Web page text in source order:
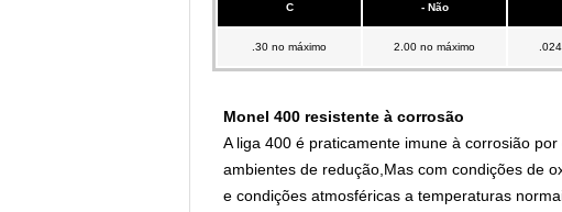
C - Não
.30 no máximo 2.00 no máximo
Monel 400 resistente à corrosão
A liga 400 é praticamente imune à corrosião
ambientes de redução,Mas com condições de
e condições atmosféricas a temperaturas